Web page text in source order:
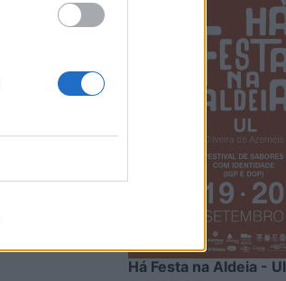
Há Festa na Aldeia - Ul